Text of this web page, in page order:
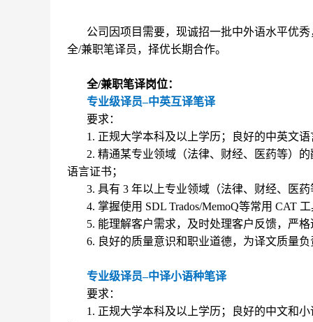
公司因项目需要，现诚招一批中外语水平优
全/兼职笔译员，择优长期合作。
全/兼职笔译岗位：
专业级译员–中英互译笔译
要求：
1. 正规大学本科及以上学历；良好的中英文
2. 精通某专业领域（法律、财经、医药等）
语言证书；
3. 具有 3 年以上专业领域（法律、财经、医
4. 掌握使用 SDL Trados/MemoQ等常用 CAT
5. 能理解客户需求，及时处理客户反馈，严
6. 良好的质量意识和职业道德，为译文质量负
专业级译员–中译小语种笔译
要求：
1. 正规大学本科及以上学历；良好的中文和